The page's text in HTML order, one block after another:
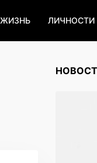
ЖИЗНЬ ЛИЧНОСТИ